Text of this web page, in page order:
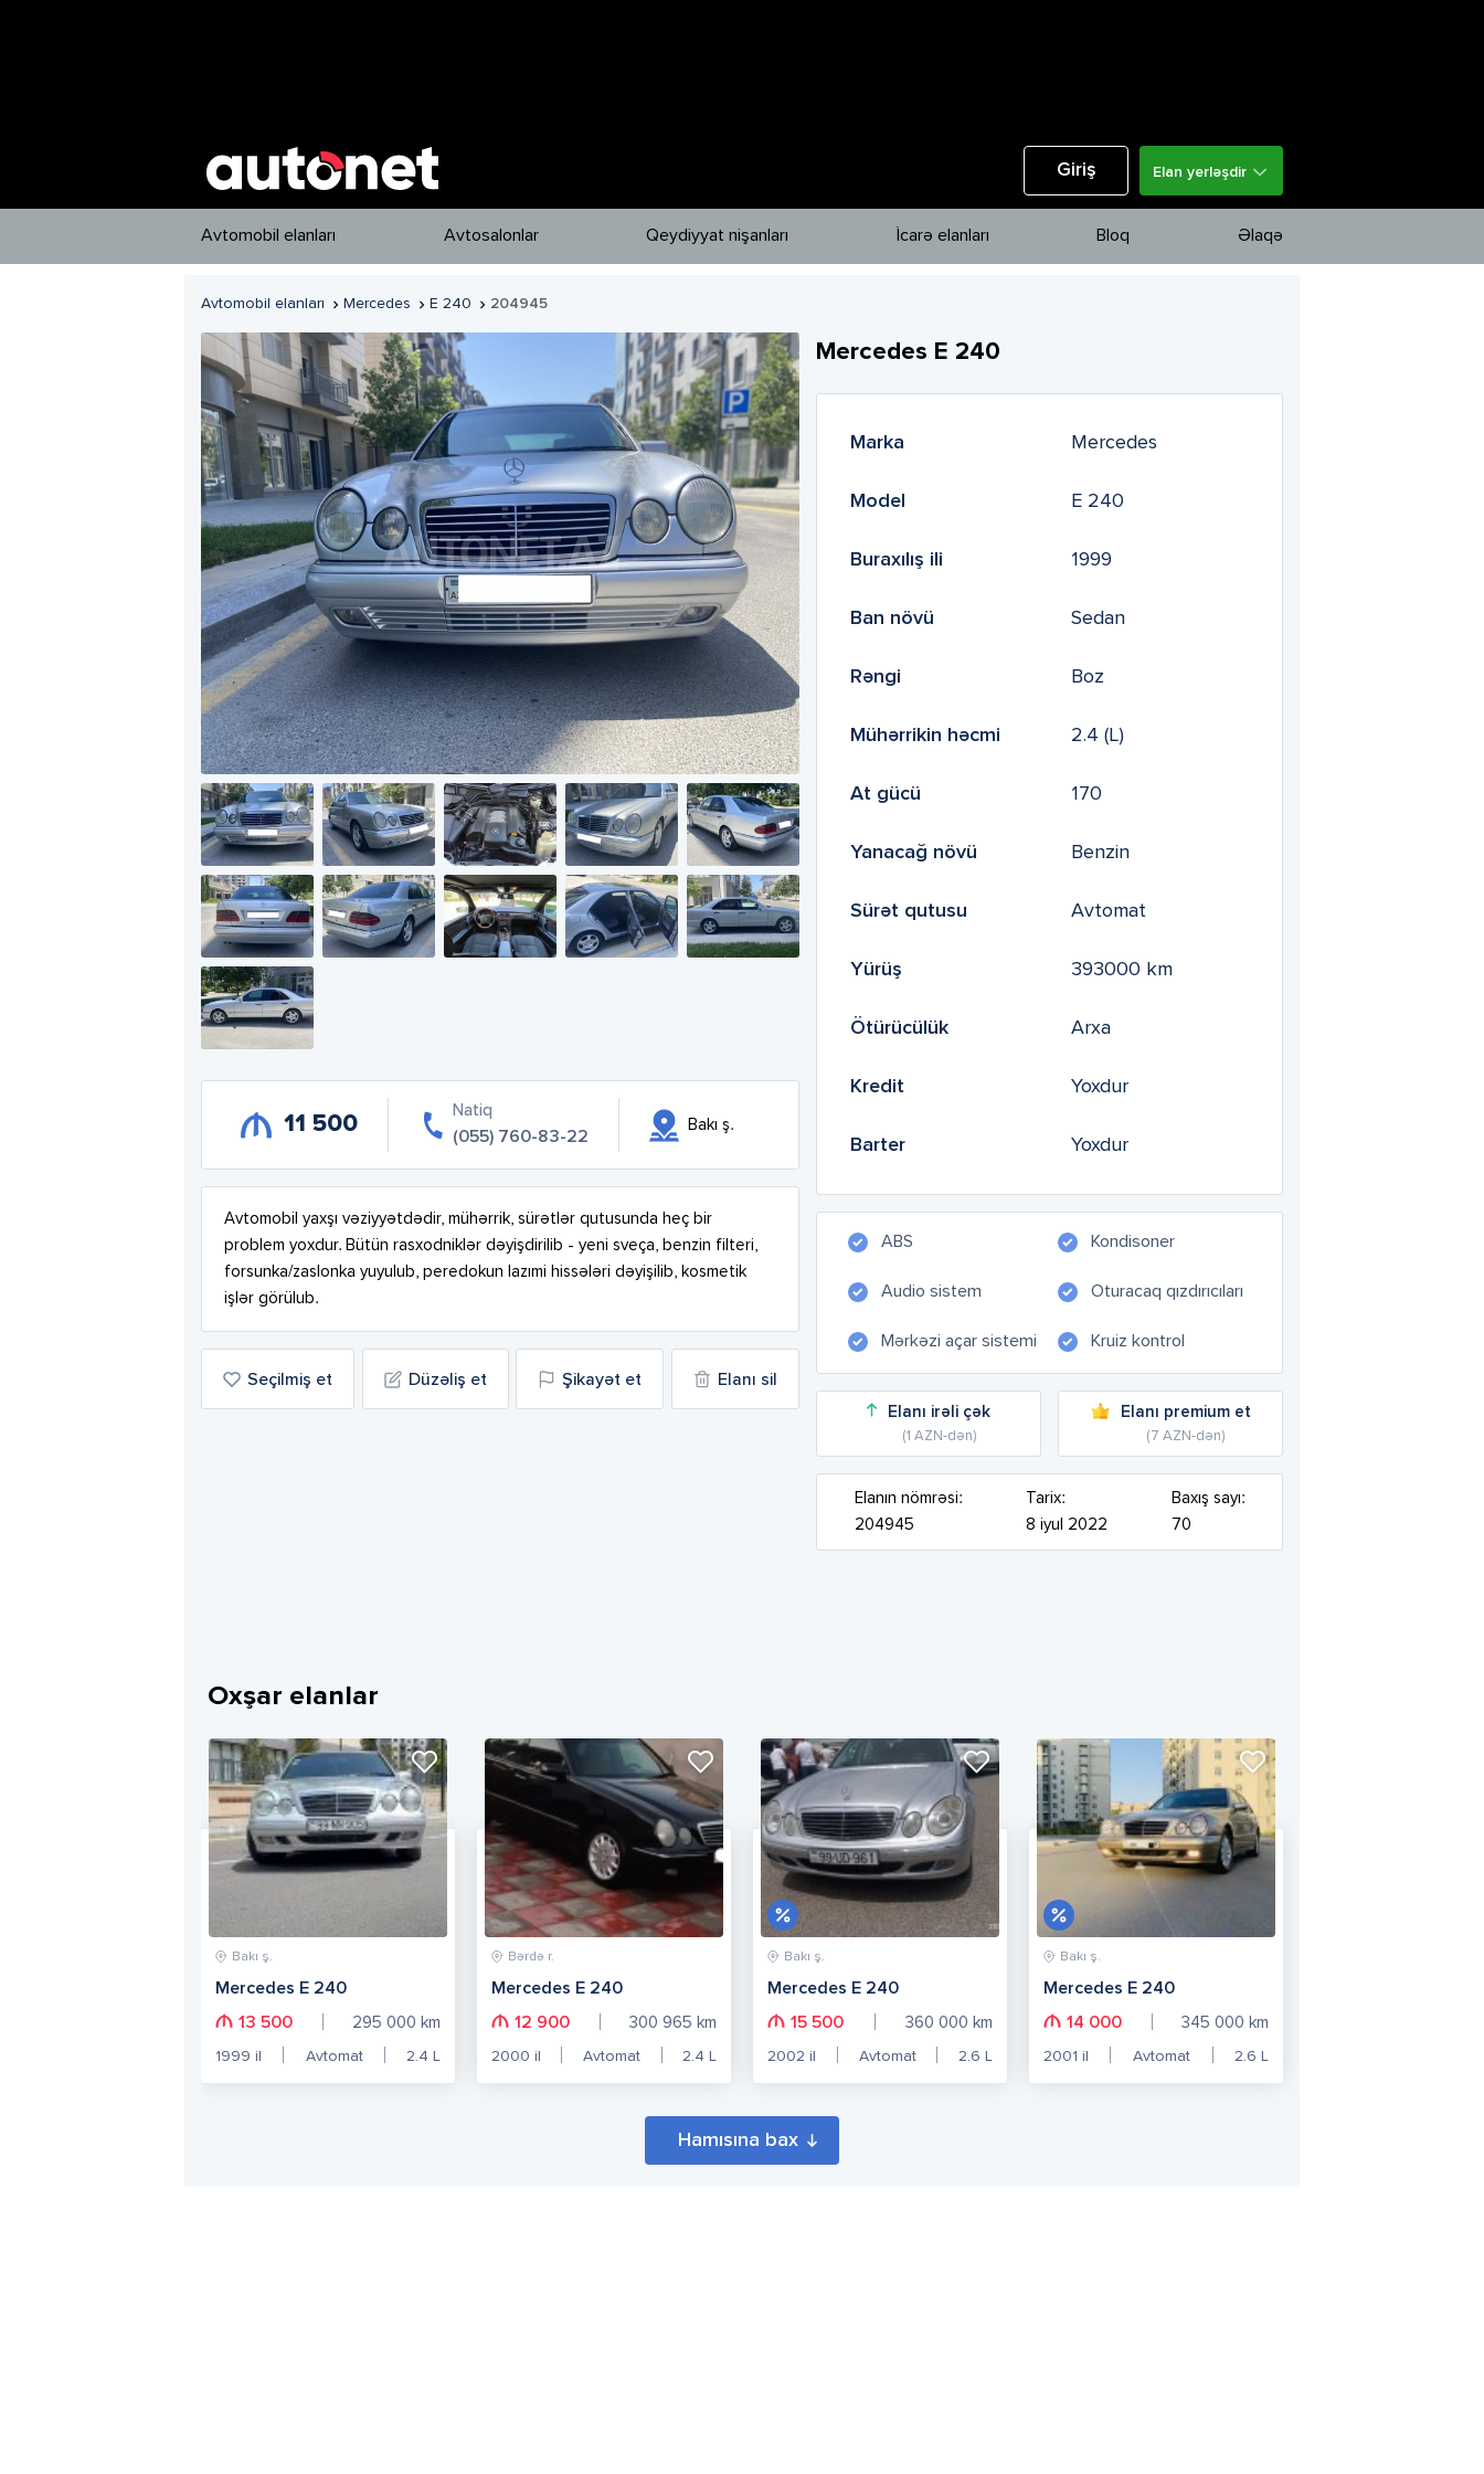
Giriş Elan yerləşdir
Avtomobil elanları Avtosalonlar Qeydiyyat nişanları İcarə elanları Bloq Əlaqə
Avtomobil elanları  Mercedes  E 240  204945
11 500
Natiq
(055) 760-83-22
Bakı ş.
Avtomobil yaxşı vəziyyətdədir, mühərrik, sürətlər qutusunda heç bir
problem yoxdur. Bütün rasxodniklər dəyişdirilib - yeni sveça, benzin filteri,
forsunka/zaslonka yuyulub, peredokun lazımi hissələri dəyişilib, kosmetik
işlər görülub.
Seçilmiş et Düzəliş et Şikayət et Elanı sil
Mercedes E 240
Marka Mercedes
Model E 240
Buraxılış ili 1999
Ban növü Sedan
Rəngi Boz
Mühərrikin həcmi 2.4 (L)
At gücü 170
Yanacağ növü Benzin
Sürət qutusu Avtomat
Yürüş 393000 km
Ötürücülük Arxa
Kredit Yoxdur
Barter Yoxdur
ABS Kondisoner
Audio sistem Oturacaq qızdırıcıları
Mərkəzi açar sistemi Kruiz kontrol
Elanı irəli çək
(1 AZN-dən)
Elanı premium et
(7 AZN-dən)
Elanın nömrəsi:
204945
Tarix:
8 iyul 2022
Baxış sayı:
70
Oxşar elanlar
Bakı ş.
Mercedes E 240
13 500
295 000 km
1999 il Avtomat 2.4 L
Bərdə r.
Mercedes E 240
12 900
300 965 km
2000 il Avtomat 2.4 L
Bakı ş.
Mercedes E 240
15 500
360 000 km
2002 il Avtomat 2.6 L
Bakı ş.
Mercedes E 240
14 000
345 000 km
2001 il Avtomat 2.6 L
Hamısına bax